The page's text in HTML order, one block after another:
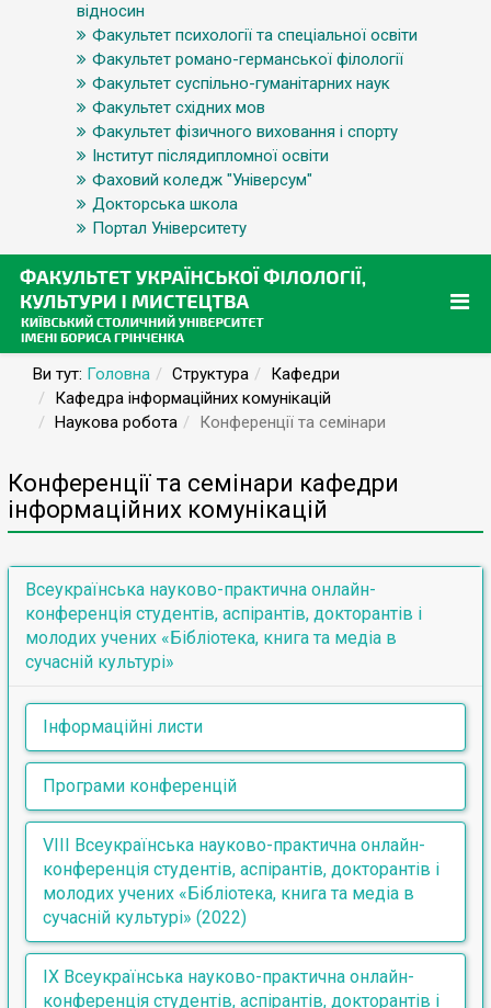
відносин
Факультет психології та спеціальної освіти
Факультет романо-германської філології
Факультет суспільно-гуманітарних наук
Факультет східних мов
Факультет фізичного виховання і спорту
Інститут післядипломної освіти
Фаховий коледж "Універсум"
Докторська школа
Портал Університету
Ви тут: Головна Структура
Кафедри
Кафедра інформаційних комунікацій
Наукова робота
Конференції та семінари
Конференції та семінари кафедри
інформаційних комунікацій
Всеукраїнська науково-практична онлайн-
конференція студентів, аспірантів, докторантів і
молодих учених «Бібліотека, книга та медіа в
сучасній культурі»
Інформаційні листи
VIII Всеукраїнська науково-практична онлайн-
і молодих вчених «Бібліотека, книга та медіа в
сучасній культурі» (04.11.2022)
ІХ Всеукраїнська науково-практична онлайн-
конференція студентів, аспірантів, докторантів
і молодих учених «Бібліотека, книга та медіа в
сучасній культурі» (17.11.2023)
Х Всеукраїнська науково-практична онлайн-
конференція студентів, аспірантів, докторантів
Програми конференцій
VIII Всеукраїнська науково-практична онлайн-
конференція студентів, аспірантів, докторантів
і молодих вчених «Бібліотека, книга та медіа в
сучасній культурі» (04.11.2022)
конференція студентів, аспірантів, докторантів
і молодих учених «Бібліотека, книга та медіа в
VIІІ Всеукраїнська науково-практична онлайн-
конференція студентів, аспірантів, докторантів і
молодих учених «Бібліотека, книга та медіа в
сучасній культурі» (2022)
4 листопада 2022 року відбулася VIІІ Всеукраїнська
науково-практична онлайн-конференція студентів,
ІХ Всеукраїнська науково-практична онлайн-
конференція студентів, аспірантів, докторантів і